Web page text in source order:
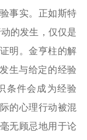
事实。正如斯特
动的发生，仅仅是
明。金亨柱的解
生与给定的经验
条件会成为经验
的心理行动被混
无顾忌地用于论